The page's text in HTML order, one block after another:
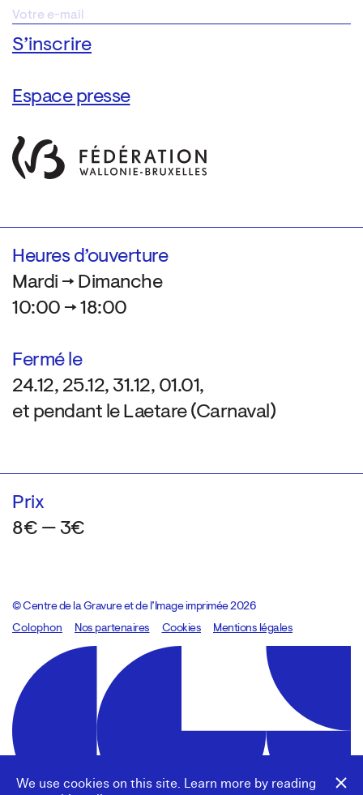
We use cookies on this site. Learn more by reading
Espace presse
Heures d’ouverture
Mardi → Dimanche
10:00 → 18:00
Fermé le
24.12, 25.12, 31.12, 01.01,
et pendant le Laetare (Carnaval)
Prix
8€ — 3€
© Centre de la Gravure et de l’Image imprimée 2026
Colophon
Design:Marcel Kaczmarek, code:8080.studio
Nos partenaires Cookies Mentions légales